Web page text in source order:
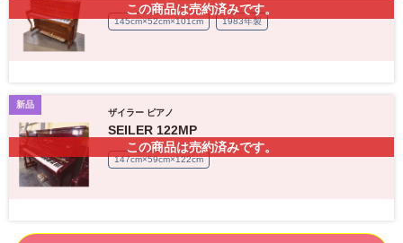
この商品は売約済みです。
145cm×52cm×101cm 1983年製
この商品は売約済みです。
新品
ザイラー ピアノ
SEILER 122MP
147cm×59cm×122cm